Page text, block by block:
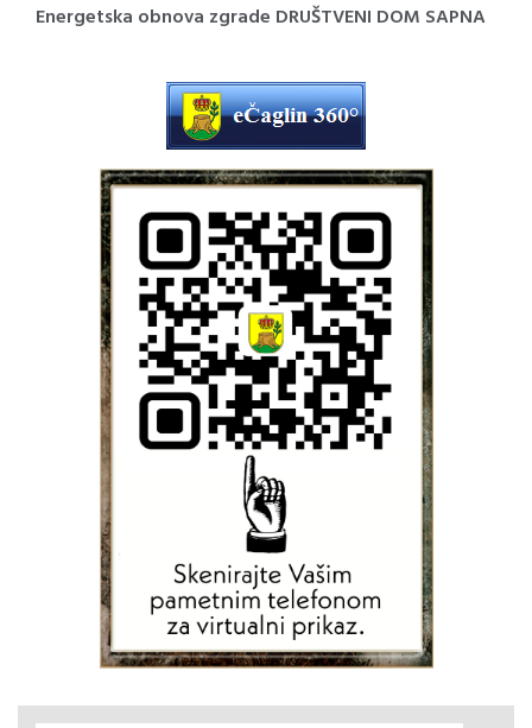
Energetska obnova zgrade DRUŠTVENI DOM SAPNA